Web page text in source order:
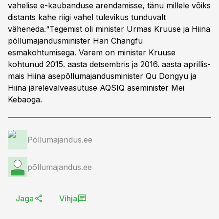
vahelise e-kaubanduse arendamisse, tänu millele võiks
distants kahe riigi vahel tulevikus tunduvalt
väheneda.“Tegemist oli minister Urmas Kruuse ja Hiina
põllumajandusminister Han Changfu
esmakohtumisega. Varem on minister Kruuse
kohtunud 2015. aasta detsembris ja 2016. aasta aprillis-
mais Hiina asepõllumajandusminister Qu Dongyu ja
Hiina järelevalveasutuse AQSIQ aseminister Mei
Kebaoga.
Põllumajandus.ee
põllumajandus.ee
Jaga Vihja